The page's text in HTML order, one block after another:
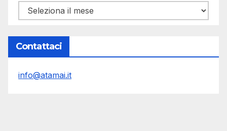
Archivi
Contattaci
info@atamai.it